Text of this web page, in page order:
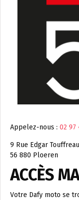
Appelez-nous : 02 97
9 Rue Edgar Touffreau
56 880 Ploeren
ACCÈS
Votre Dafy moto se